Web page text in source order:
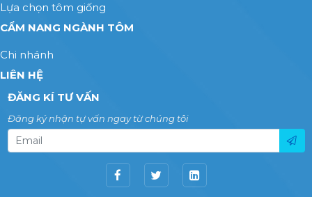
Lựa chọn tôm giống
CẨM NANG NGÀNH TÔM
Chi nhánh
LIÊN HỆ
ĐĂNG KÍ TƯ VẤN
Đăng ký nhận tự vấn ngay từ chúng tôi